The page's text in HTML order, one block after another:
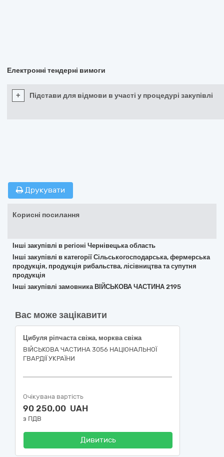
Електронні тендерні вимоги
+ Підстави для відмови в участі у процедурі закупівлі
Друкувати
Корисні посилання
Інші закупівлі в регіоні Чернівецька область
Інші закупівлі в категорії Сільськогосподарська, фермерська
продукція, продукція рибальства, лісівництва та супутня
продукція
Інші закупівлі замовника ВІЙСЬКОВА ЧАСТИНА 2195
Вас може зацікавити
Цибуля ріпчаста свіжа, морква свіжа
ВІЙСЬКОВА ЧАСТИНА 3056 НАЦІОНАЛЬНОЇ
ГВАРДІЇ УКРАЇНИ
Очікувана вартість
90 250,00 UAH
з ПДВ
Дивитись